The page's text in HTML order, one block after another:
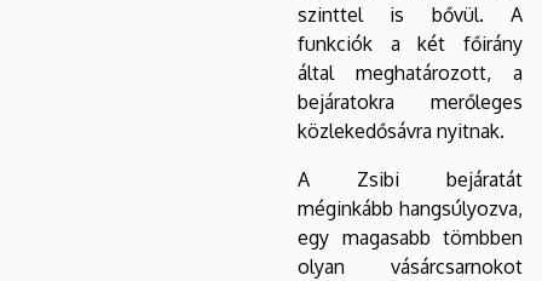
szinttel is bővül. A
funkciók a két főirány
által meghatározott, a
bejáratokra merőleges
közlekedősávra nyitnak.
A Zsibi bejáratát
méginkább hangsúlyozva,
egy magasabb tömbben
olyan vásárcsarnokot